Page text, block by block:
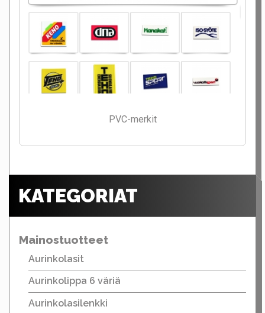
PVC-merkit
KATEGORIAT
Mainostuotteet
Aurinkolasit
Aurinkolippa 6 väriä
Aurinkolasilenkki